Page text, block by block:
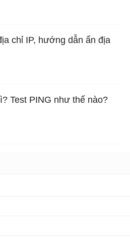
chỉ IP, hướng dẫn ẩn địa
Test PING như thế nào?